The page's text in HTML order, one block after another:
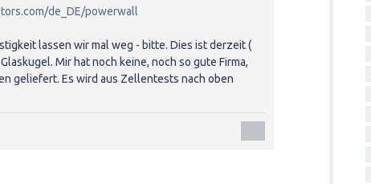
de_DE/powerwall
lassen wir mal weg - bitte. Dies ist derzeit (
Mir hat noch keine, noch so gute Firma,
geliefert. Es wird aus Zellentests nach oben